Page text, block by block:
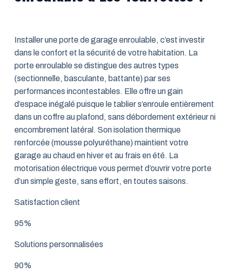
Installer une porte de garage enroulable, c’est investir
dans le confort et la sécurité de votre habitation. La
porte enroulable se distingue des autres types
(sectionnelle, basculante, battante) par ses
performances incontestables. Elle offre un gain
d’espace inégalé puisque le tablier s’enroule entièrement
dans un coffre au plafond, sans débordement extérieur ni
encombrement latéral. Son isolation thermique
renforcée (mousse polyuréthane) maintient votre
garage au chaud en hiver et au frais en été. La
motorisation électrique vous permet d’ouvrir votre porte
d’un simple geste, sans effort, en toutes saisons.
Satisfaction client
95%
Solutions personnalisées
90%